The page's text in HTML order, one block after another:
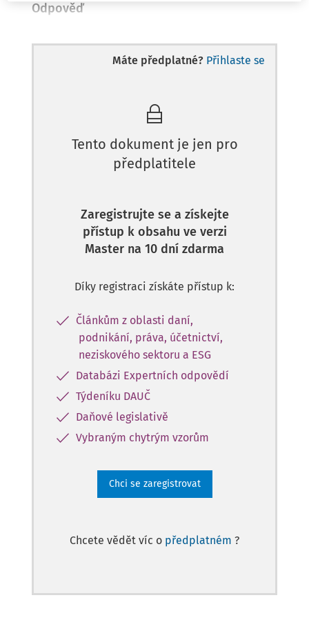
Odpověď
Máte předplatné? Přihlaste se
Tento dokument je jen pro
předplatitele
Zaregistrujte se a získejte
přístup k obsahu ve verzi
Master na 10 dní zdarma
Díky registraci získáte přístup k:
Článkům z oblasti daní,
podnikání, práva, účetnictví,
neziskového sektoru a ESG
Databázi Expertních odpovědí
Týdeníku DAUČ
Daňové legislativě
Vybraným chytrým vzorům
Chci se zaregistrovat
Chcete vědět víc o předplatném ?